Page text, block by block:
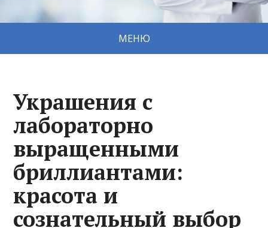
МЕНЮ
Украшения с
лабораторно
выращенными
бриллиантами:
красота и
сознательный выбор